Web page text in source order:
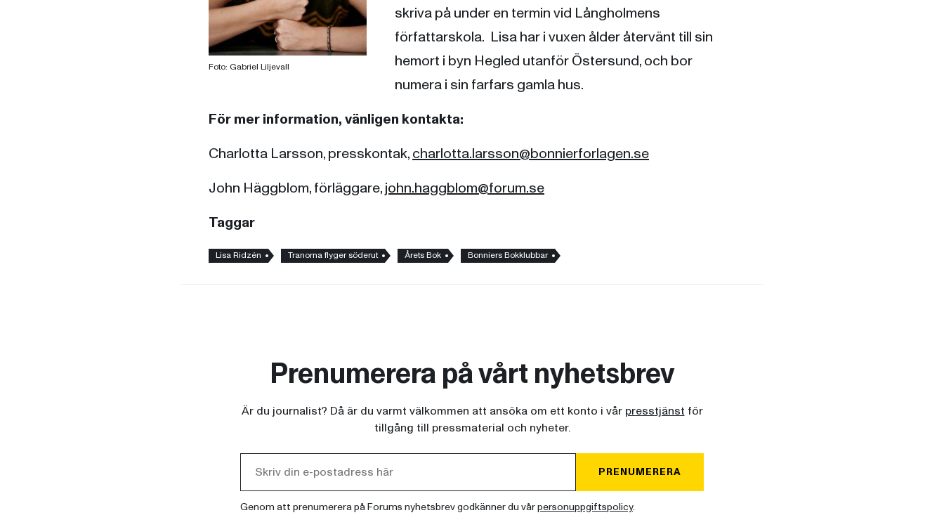
Foto: Gabriel Liljevall
skriva på under en termin vid Långholmens
författarskola. Lisa har i vuxen ålder återvänt till sin
hemort i byn Hegled utanför Östersund, och bor
numera i sin farfars gamla hus.
För mer information, vänligen kontakta:
Charlotta Larsson, presskontak,charlotta.larsson@bonnierforlagen.se
John Häggblom, förläggare,john.haggblom@forum.se
Taggar
Lisa Ridzén Tranorna flyger söderut Årets Bok Bonniers Bokklubbar
Prenumerera på vårt nyhetsbrev
Är du journalist? Då är du varmt välkommen att ansöka om ett konto i vår presstjänst för
tillgång till pressmaterial och nyheter.
PRENUMERERA
Genom att prenumerera på Forums nyhetsbrev godkänner du vårpersonuppgiftspolicy.